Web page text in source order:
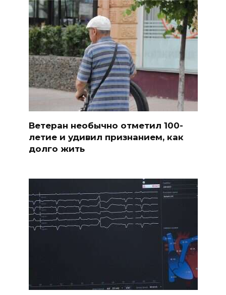
Ветеран необычно отметил 100-
летие и удивил признанием, как
долго жить